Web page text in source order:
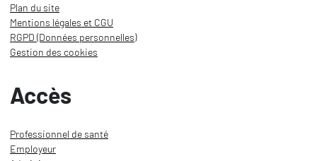
Plan du site
Mentions légales et CGU
RGPD (Données personnelles)
Gestion des cookies
Accès
Professionnel de santé
Employeur